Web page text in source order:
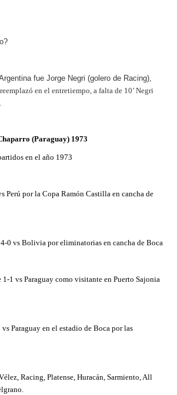
fue Jorge Negri (golero de Racing),
en el entretiempo, a falta de 10’ Negri
(Paraguay) 1973
en el año 1973
Perú por la Copa Ramón Castilla en cancha de
0 vs Bolivia por eliminatorias en cancha de Boca
1-1 vs Paraguay como visitante en Puerto Sajonia
Paraguay en el estadio de Boca por las
Racing, Platense, Huracán, Sarmiento, All